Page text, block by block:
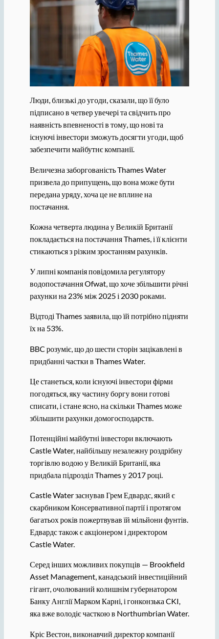
Люди, близькі до угоди, сказали, що її було
підписано в четвер увечері та свідчить про
наявність впевненості в тому, що нові та
існуючі інвестори зможуть досягти угоди, щоб
забезпечити майбутнє компанії.
Величезна заборгованість Thames Water
призвела до припущень, що вона може бути
передана уряду, хоча це не вплине на
постачання.
Кожна четверта людина у Великій Британії
покладається на постачання Thames, і її клієнти
стикаються з різким зростанням рахунків.
У липні компанія повідомила регулятору
водопостачання Ofwat, що хоче збільшити річні
рахунки на 23% між 2025 і 2030 роками.
Відтоді Thames заявила, що їй потрібно підняти
їх на 53%.
BBC розуміє, що до шести сторін зацікавлені в
придбанні частки в Thames Water.
Це станеться, коли існуючі інвестори фірми
погодяться, яку частину боргу вони готові
списати, і стане ясно, на скільки Thames може
збільшити рахунки домогосподарств.
Потенційні майбутні інвестори включають
Castle Water, найбільшу незалежну роздрібну
торгівлю водою у Великій Британії, яка
придбала підрозділ Thames у 2017 році.
Castle Water заснував Грем Едвардс, який є
скарбником Консервативної партії і протягом
багатьох років пожертвував їй мільйони фунтів.
Едвардс також є акціонером і директором
Castle Water.
Серед інших можливих покупців — Brookfield
Asset Management, канадський інвестиційний
гігант, очолюваний колишнім губернатором
Банку Англії Марком Карні, і гонконзька CKI,
яка вже володіє часткою в Northumbrian Water.
Кріс Вестон, виконавчий директор компанії